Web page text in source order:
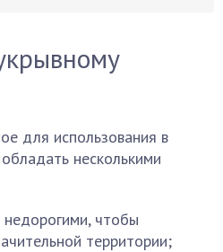
для использования в
несколькими
недорогими, чтобы
территории;